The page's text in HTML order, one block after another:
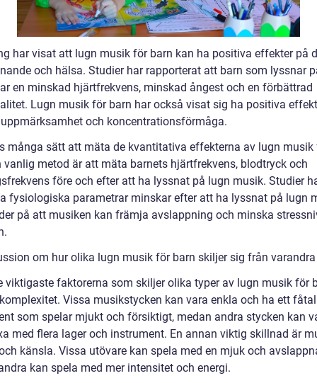
har visat att lugn musik för barn kan ha positiva effekter på
och hälsa. Studier har rapporterat att barn som lyssnar
en minskad hjärtfrekvens, minskad ångest och en förbättrad
Lugn musik för barn har också visat sig ha positiva
och koncentrationsförmåga.
många sätt att mäta de kvantitativa effekterna av lugn musik
vanlig metod är att mäta barnets hjärtfrekvens, blodtryck och
före och efter att ha lyssnat på lugn musik. Studier
fysiologiska parametrar minskar efter att ha lyssnat på lugn
på att musiken kan främja avslappning och minska
om hur olika lugn musik för barn skiljer sig från varandra
viktigaste faktorerna som skiljer olika typer av lugn musik för
Vissa musikstycken kan vara enkla och ha ett fåtal
som spelar mjukt och försiktigt, medan andra stycken kan
med flera lager och instrument. En annan viktig skillnad är
känsla. Vissa utövare kan spela med en mjuk och
kan spela med mer intensitet och energi.